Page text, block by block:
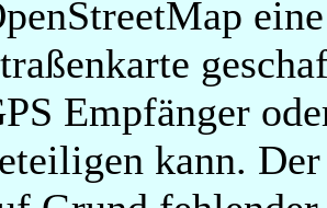
Empfänger
kann.